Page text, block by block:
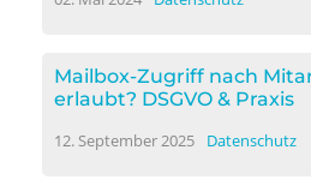
Mailbox-Zugriff nach
erlaubt? DSGVO & Praxis
12. September 2025 Datenschutz